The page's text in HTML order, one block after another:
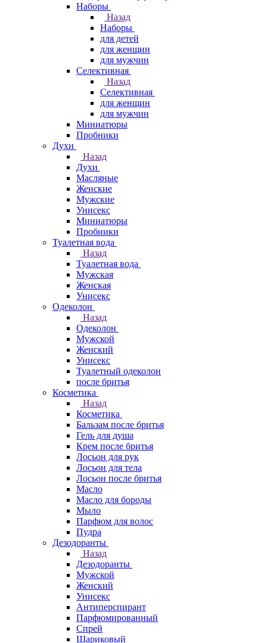
Наборы
Назад
Наборы
для детей
для женщин
для мужчин
Селективная
Назад
Селективная
для женщин
для мужчин
Миниатюры
Пробники
Духи
Назад
Духи
Масляные
Женские
Мужские
Унисекс
Миниатюры
Пробники
Туалетная вода
Назад
Туалетная вода
Мужская
Женская
Унисекс
Одеколон
Назад
Одеколон
Мужской
Женский
Унисекс
Туалетный одеколон
после бритья
Косметика
Назад
Косметика
Бальзам после бритья
Гель для душа
Крем после бритья
Лосьон для рук
Лосьон для тела
Лосьон после бритья
Масло
Масло для бороды
Мыло
Парфюм для волос
Пудра
Дезодоранты
Назад
Дезодоранты
Мужской
Женский
Унисекс
Антиперспирант
Парфюмированный
Спрей
Шариковый